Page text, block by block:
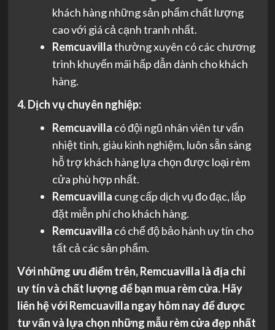
khách hàng những sản phẩm chất lượng
cao với giá cả cạnh tranh nhất.
Remcuavillathường xuyên có các chương
trình khuyến mãi hấp dẫn dành cho khách
hàng.
4. Dịch vụ chuyên nghiệp:
Remcuavilla có đội ngũ nhân viên tư vấn
nhiệt tình, giàu kinh nghiệm, luôn sẵn sàng
hỗ trợ khách hàng lựa chọn được loại rèm
cửa phù hợp nhất.
Remcuavilla cung cấp dịch vụ đo đạc, lắp
đặt miễn phí cho khách hàng.
Remcuavilla có chế độ bảo hành uy tín cho
tất cả các sản phẩm.
Với những ưu điểm trên, Remcuavilla là địa chỉ
uy tín và chất lượng để bạn mua rèm cửa. Hãy
liên hệ với Remcuavilla ngay hôm nay để được
tư vấn và lựa chọn những mẫu rèm cửa đẹp nhất